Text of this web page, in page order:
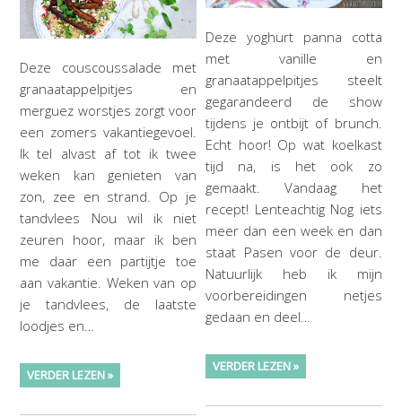
Deze couscoussalade met
granaatappelpitjes en
merguez worstjes zorgt voor
een zomers vakantiegevoel.
Ik tel alvast af tot ik twee
weken kan genieten van
zon, zee en strand. Op je
tandvlees Nou wil ik niet
zeuren hoor, maar ik ben
me daar een partijtje toe
aan vakantie. Weken van op
je tandvlees, de laatste
loodjes en…
VERDER LEZEN »
Deze yoghurt panna cotta
met vanille en
granaatappelpitjes steelt
gegarandeerd de show
tijdens je ontbijt of brunch.
Echt hoor! Op wat koelkast
tijd na, is het ook zo
gemaakt. Vandaag het
recept! Lenteachtig Nog iets
meer dan een week en dan
staat Pasen voor de deur.
Natuurlijk heb ik mijn
voorbereidingen netjes
gedaan en deel…
VERDER LEZEN »